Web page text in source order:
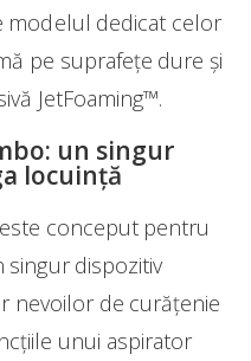
modelul dedicat celor
pe suprafețe dure și
JetFoaming™.
un singur
locuință
conceput pentru
singur dispozitiv
nevoilor de curățenie
unui aspirator